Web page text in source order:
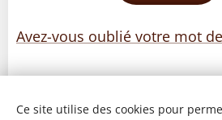
Avez-vous oublié votre mot
Ce site utilise des cookies pour